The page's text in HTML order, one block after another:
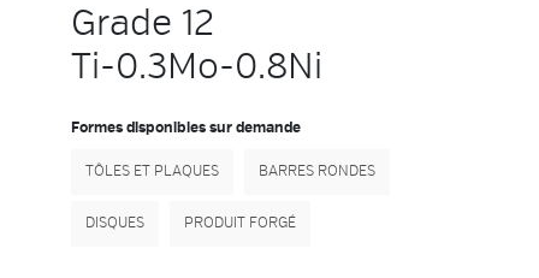
Grade 12
Ti-0.3Mo-0.8Ni
Formes disponibles sur demande
TÔLES ET PLAQUES BARRES RONDES
DISQUES PRODUIT FORGÉ